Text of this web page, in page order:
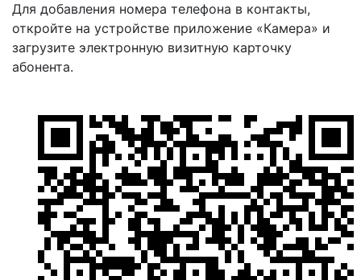
Для добавления номера телефона в контакты,
откройте на устройстве приложение «Камера» и
загрузите электронную визитную карточку
абонента.